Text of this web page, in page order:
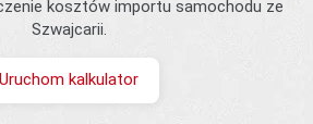
kosztów importu samochodu ze
Szwajcarii.
Uruchom kalkulator